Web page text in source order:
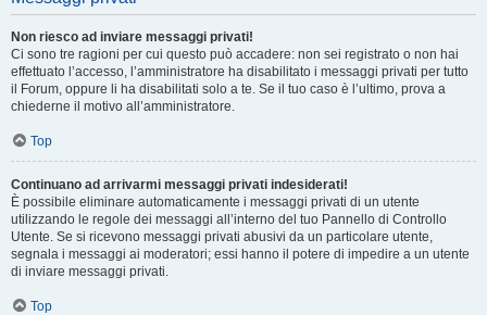
Non riesco ad inviare messaggi privati!
Ci sono tre ragioni per cui questo può accadere: non sei registrato o non hai
effettuato l’accesso, l’amministratore ha disabilitato i messaggi privati per tutto
il Forum, oppure li ha disabilitati solo a te. Se il tuo caso è l’ultimo, prova a
chiederne il motivo all’amministratore.
Top
Continuano ad arrivarmi messaggi privati indesiderati!
È possibile eliminare automaticamente i messaggi privati ​​di un utente
utilizzando le regole dei messaggi all’interno del tuo Pannello di Controllo
Utente. Se si ricevono messaggi privati ​​abusivi da un particolare utente,
segnala i messaggi ai moderatori; essi hanno il potere di impedire a un utente
di inviare messaggi privati​​.
Top